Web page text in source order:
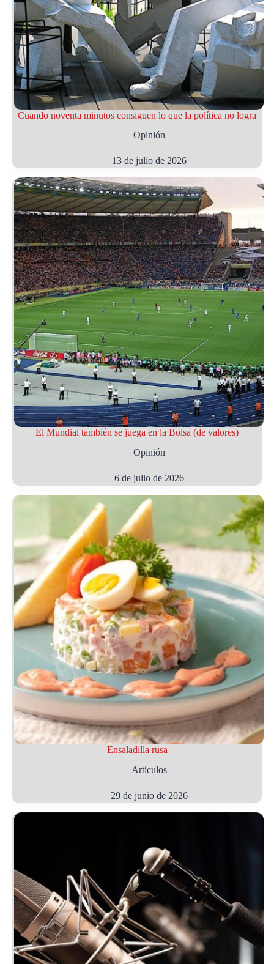
Cuando noventa minutos consiguen lo que la política no logra
Opinión
13 de julio de 2026
El Mundial también se juega en la Bolsa (de valores)
Opinión
6 de julio de 2026
Ensaladilla rusa
Artículos
29 de junio de 2026